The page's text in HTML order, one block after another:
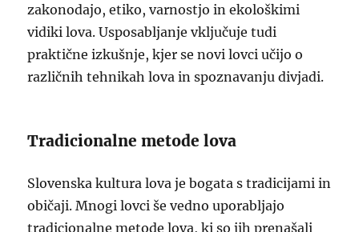
zakonodajo, etiko, varnostjo in ekološkimi
vidiki lova. Usposabljanje vključuje tudi
praktične izkušnje, kjer se novi lovci učijo o
različnih tehnikah lova in spoznavanju divjadi.
Tradicionalne metode lova
Slovenska kultura lova je bogata s tradicijami in
običaji. Mnogi lovci še vedno uporabljajo
tradicionalne metode lova, ki so jih prenašali